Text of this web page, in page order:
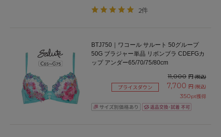
2件
BTJ750｜ワコール サルート 50グループ
50G ブラジャー単品 リボンブラ CDEFGカ
ップ アンダー65/70/75/80cm
11,000 円(税込)
プライスダウン 7,700 円 (税込)
350pt獲得